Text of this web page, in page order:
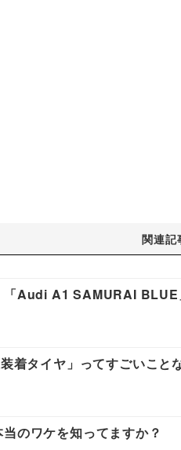
関連記
「Audi A1 SAMURAI BLUE
装着タイヤ」ってすごいこ
のワケを知ってますか？